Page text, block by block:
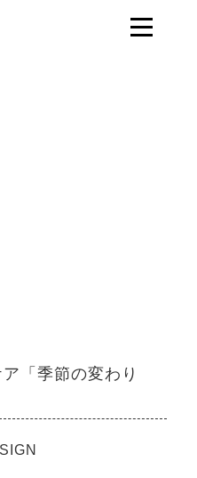
「季節の変わり